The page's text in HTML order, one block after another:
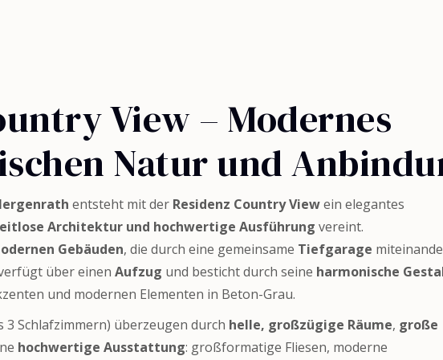
View – Modernes
Natur und
entsteht mit der Residenz Country Viewein elegantes
Architektur und hochwertige Ausführung vereint.
Gebäuden, die durch eine gemeinsame Tiefgarage
über einen Aufzug und besticht durch seine harmonische
und modernen Elementen in Beton-Grau.
3 Schlafzimmern) überzeugen durch helle, großzügige Räume, große
hochwertige Ausstattung: großformatige Fliesen, moderne